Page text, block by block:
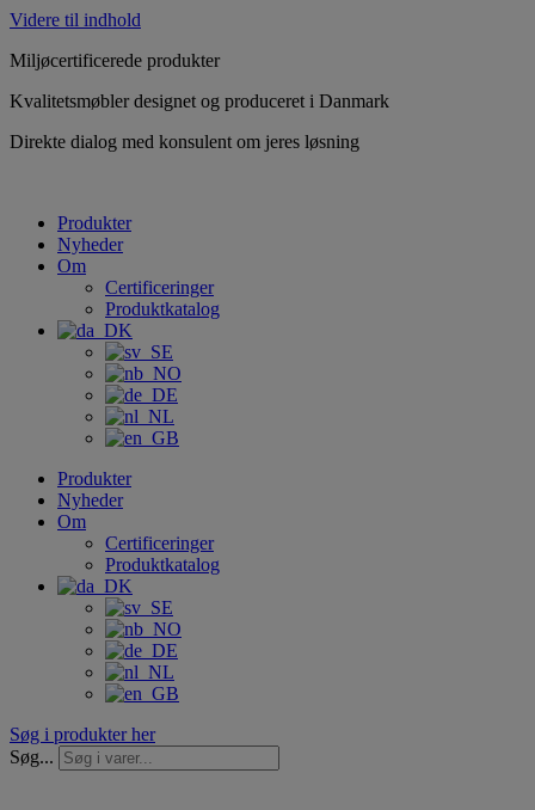
Videre til indhold
Miljøcertificerede produkter
Kvalitetsmøbler designet og produceret i Danmark
Direkte dialog med konsulent om jeres løsning
Produkter
Nyheder
Om
Certificeringer
Produktkatalog
Produkter
Nyheder
Om
Certificeringer
Produktkatalog
Søg i produkter her
Søg...